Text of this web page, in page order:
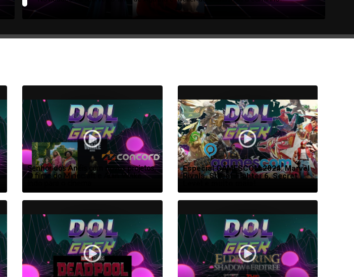
Senhor dos Anéis com novos projetos,
O filme do Minecraft e Alan Wake
Especial GAMESCOM 2024. Marvel
Rivals, Street Fighter 6, Secret